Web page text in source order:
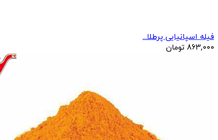
فیله اسپانیایی پرطلا...
863,000 تومان